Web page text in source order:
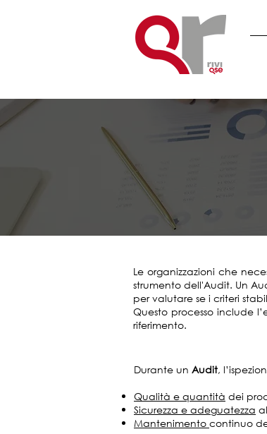
Le organizzazioni che
strumento dell'Audit. Un
per valutare se i criteri
Questo processo include
riferimento.
Durante un Audit,
Qualità e quantità dei
Sicurezza e adeguatezza
Mantenimento continuo